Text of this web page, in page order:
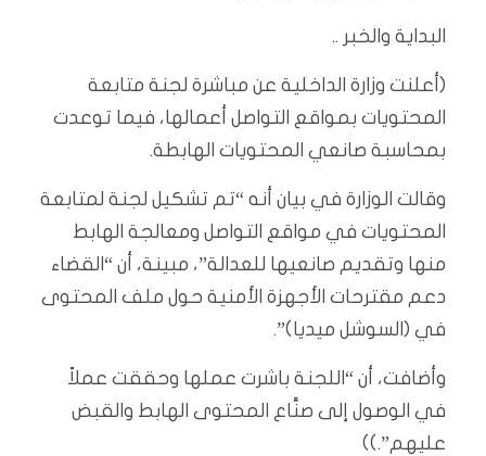
البداية والخبر ..
(أعلنت وزارة الداخلية عن مباشرة لجنة متابعة
المحتويات بمواقع التواصل أعمالها، فيما توعدت
بمحاسبة صانعي المحتويات الهابطة.
وقالت الوزارة في بيان أنه “تم تشكيل لجنة لمتابعة
المحتويات في مواقع التواصل ومعالجة الهابط
منها وتقديم صانعيها للعدالة”، مبينة، أن “القضاء
دعم مقترحات الأجهزة الأمنية حول ملف المحتوى
في (السوشل ميديا)”.
وأضافت، أن “اللجنة باشرت عملها وحققت عملاً
في الوصول إلى صنَّاع المحتوى الهابط والقبض
عليهم”.))